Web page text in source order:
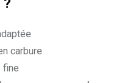
carbure
fine